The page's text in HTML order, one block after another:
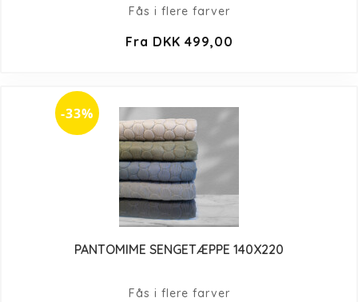
Fås i flere farver
Fra DKK 499,00
-33%
PANTOMIME SENGETÆPPE 140X220
Fås i flere farver